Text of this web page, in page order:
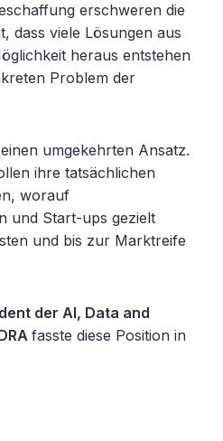
erschweren die
dass viele Lösungen aus
heraus entstehen
Problem der
umgekehrten Ansatz.
ihre tatsächlichen
worauf
und Start-ups gezielt
und bis zur Marktreife
der AI, Data and
fasste diese Position in